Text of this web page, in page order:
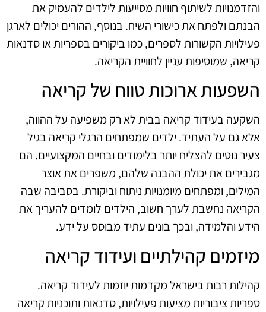
והזדמנויות לשיתוף חוויות מסייעות לילדים להעמיק את
הבנתם ולפתח את כישורי השיח. בנוסף, ההורים יכולים לארגן
פעילויות הקשורות לספרים, כמו ביקורים בספריות או סדנאות
קריאה, שמוסיפות עניין לחוויית הקריאה.
השפעות ארוכות טווח של קריאה
השקעה בעידוד קריאה בבית לא רק משפיעה על ההווה,
אלא גם על העתיד. ילדים שמפתחים הרגלי קריאה בגיל
צעיר נוטים להצליח יותר בלימודים ובחיים המקצועיים. הם
מגבירים את יכולת ההבנה שלהם, משפרים את אוצר
המילים, ומפתחים מיומנויות ניתוח וביקורת. בסביבה שבה
הקריאה נחשבת לערך חשוב, הילדים לומדים להעריך את
הידע והלמידה, ובכך בונים עתיד מבוסס על ידע.
מיזמים קהילתיים ועידוד קריאה
קהילות רבות בישראל מקדמות יוזמות לעידוד קריאה.
ספריות ציבוריות מציעות פעילויות, סדנאות ותוכניות קריאה